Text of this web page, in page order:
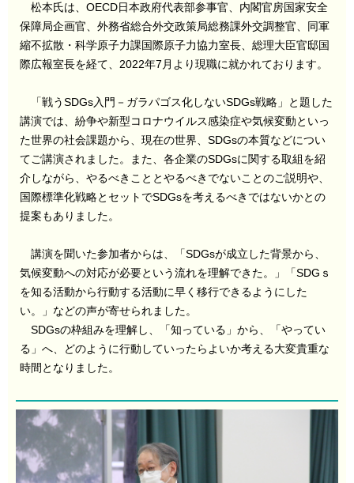
松本氏は、OECD日本政府代表部参事官、内閣官房国家安全
保障局企画官、外務省総合外交政策局総務課外交調整官、同軍
縮不拡散・科学原子力課国際原子力協力室長、総理大臣官邸国
際広報室長を経て、2022年7月より現職に就かれております。
「戦うSDGs入門－ガラパゴス化しないSDGs戦略」と題した
講演では、紛争や新型コロナウイルス感染症や気候変動といっ
た世界の社会課題から、現在の世界、SDGsの本質などについ
てご講演されました。また、各企業のSDGsに関する取組を紹
介しながら、やるべきこととやるべきでないことのご説明や、
国際標準化戦略とセットでSDGsを考えるべきではないかとの
提案もありました。
講演を聞いた参加者からは、「SDGsが成立した背景から、
気候変動への対応が必要という流れを理解できた。」「SDGｓ
を知る活動から行動する活動に早く移行できるようにした
い。」などの声が寄せられました。
SDGsの枠組みを理解し、「知っている」から、「やってい
る」へ、どのように行動していったらよいか考える大変貴重な
時間となりました。